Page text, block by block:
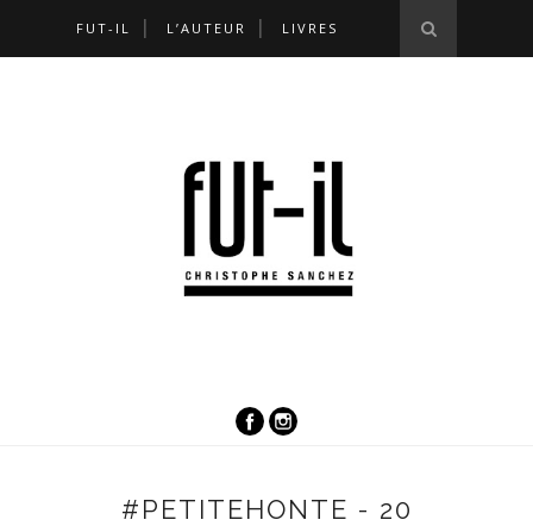
FUT-IL L’AUTEUR LIVRES
#PETITEHONTE - 20